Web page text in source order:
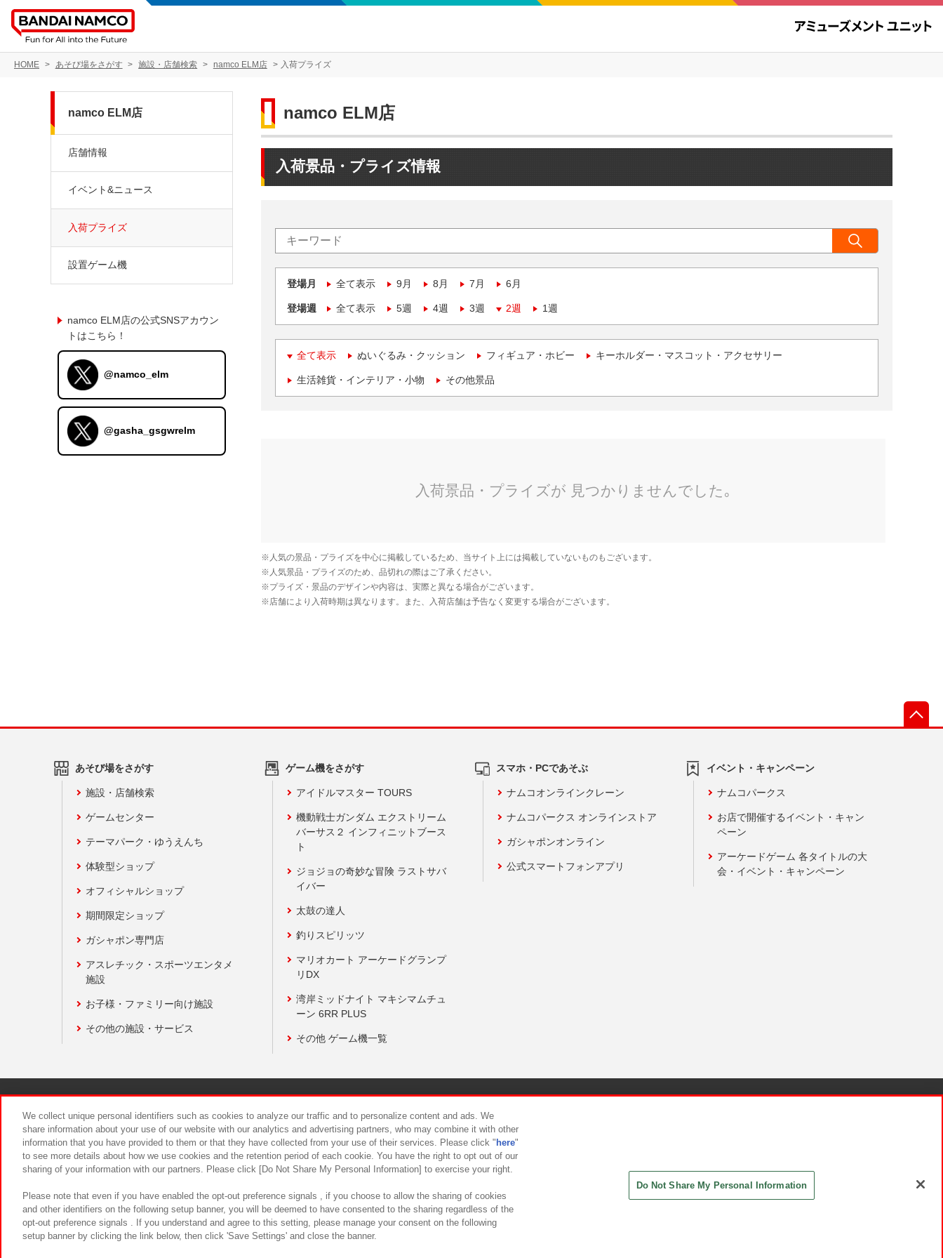
HOME あそび場をさがす 施設・店舗検索 namco ELM店 入荷プライズ
namco ELM店
入荷景品・プライズ情報
登場月 全て表示 9月 8月 7月 6月
登場週 全て表示 5週 4週 3週 2週 1週
全て表示 ぬいぐるみ・クッション フィギュア・ホビー キーホルダー・マスコット・アクセサリー
生活雑貨・インテリア・小物 その他景品
namco ELM店
店舗情報
イベント&ニュース
入荷プライズ
設置ゲーム機
namco ELM店の公式SNSアカウン
トはこちら！
@namco_elm
@gasha_gsgwrelm
あそび場をさがす
施設・店舗検索
ゲームセンター
テーマパーク・ゆうえんち
体験型ショップ
オフィシャルショップ
期間限定ショップ
ガシャポン専門店
アスレチック・スポーツエンタメ
施設
お子様・ファミリー向け施設
その他の施設・サービス
ゲーム機をさがす
アイドルマスター TOURS
機動戦士ガンダム エクストリーム
バーサス２ インフィニットブース
ト
ジョジョの奇妙な冒険 ラストサバ
イバー
太鼓の達人
釣りスピリッツ
マリオカート アーケードグランプ
リDX
湾岸ミッドナイト マキシマムチュ
ーン 6RR PLUS
その他 ゲーム機一覧
スマホ・PCであそぶ
ナムコオンラインクレーン
ナムコパークス オンラインストア
ガシャポンオンライン
公式スマートフォンアプリ
イベント・キャンペーン
ナムコパークス
お店で開催するイベント・キャン
ペーン
アーケードゲーム 各タイトルの大
会・イベント・キャンペーン
食品のご提供について カスタマーハラスメント対応方針
We collect unique personal identifiers such as cookies to analyze our traffic and to personalize content and ads. We
share information about your use of our website with our analytics and advertising partners, who may combine it with other
information that you have provided to them or that they have collected from your use of their services. Please click " here"
to see more details about how we use cookies and the retention period of each cookie. You have the right to opt out of our
sharing of your information with our partners. Please click [Do Not Share My Personal Information] to exercise your right.
Please note that even if you have enabled the opt-out preference signals , if you choose to allow the sharing of cookies
and other identifiers on the following setup banner, you will be deemed to have consented to the sharing regardless of the
opt-out preference signals . If you understand and agree to this setting, please manage your consent on the following
setup banner by clicking the link below, then click 'Save Settings' and close the banner.
Do Not Share My Personal Information